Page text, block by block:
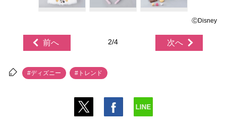
ⒸDisney
前へ 次へ
2/4
#ディズニー #トレンド